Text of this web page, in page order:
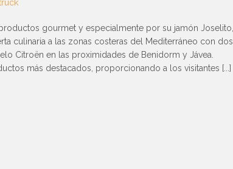
gourmet y especialmente por su jamón Joselito,
culinaria a las zonas costeras del Mediterráneo con dos
Citroën en las proximidades de Benidorm y Jávea.
más destacados, proporcionando a los visitantes [...]